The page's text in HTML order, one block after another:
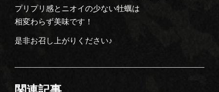
プリプリ感とニオイの少ない牡蠣は
相変わらず美味です！
是非お召し上がりください♪